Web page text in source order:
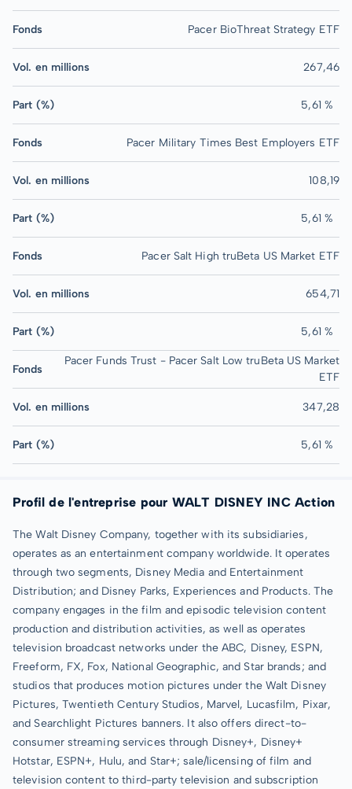
Fonds Pacer BioThreat Strategy ETF
Vol. en millions 267,46
Part (%) 5,61 %
Fonds Pacer Military Times Best Employers ETF
Vol. en millions 108,19
Part (%) 5,61 %
Fonds Pacer Salt High truBeta US Market ETF
Vol. en millions 654,71
Part (%) 5,61 %
Fonds
Pacer Funds Trust - Pacer Salt Low truBeta US Market
ETF
Vol. en millions 347,28
Part (%) 5,61 %
Profil de l'entreprise pour WALT DISNEY INC Action
The Walt Disney Company, together with its subsidiaries,
operates as an entertainment company worldwide. It operates
through two segments, Disney Media and Entertainment
Distribution; and Disney Parks, Experiences and Products. The
company engages in the film and episodic television content
production and distribution activities, as well as operates
television broadcast networks under the ABC, Disney, ESPN,
Freeform, FX, Fox, National Geographic, and Star brands; and
studios that produces motion pictures under the Walt Disney
Pictures, Twentieth Century Studios, Marvel, Lucasfilm, Pixar,
and Searchlight Pictures banners. It also offers direct-to-
consumer streaming services through Disney+, Disney+
Hotstar, ESPN+, Hulu, and Star+; sale/licensing of film and
television content to third-party television and subscription